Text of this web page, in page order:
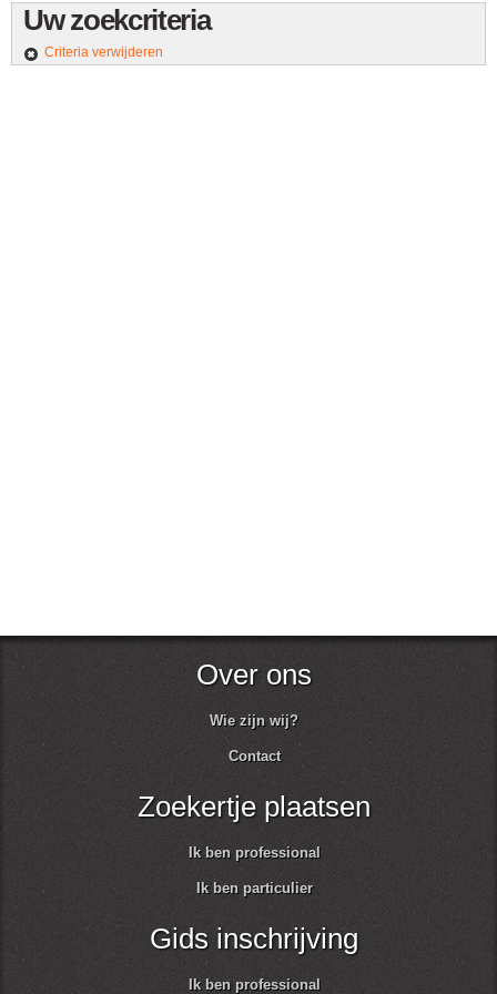
Uw zoekcriteria
Criteria verwijderen
Over ons
Wie zijn wij?
Contact
Zoekertje plaatsen
Ik ben professional
Ik ben particulier
Gids inschrijving
Ik ben professional